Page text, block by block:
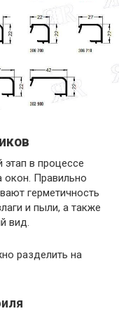
в процессе
окон. Правильно
герметичность
и пыли, а также
вид.
разделить на